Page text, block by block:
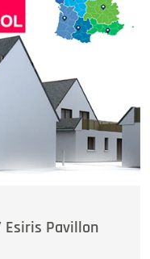
Esiris Pavillon